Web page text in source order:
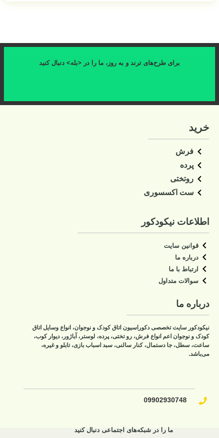
برای طرح‌های ترند و به روز، ما را در <بله> دنبال کنید
خرید
فرش
پرده
روتختی
ست اکسسوری
اطلاعات نیکودکور
قوانین سایت
درباره ما
ارتباط با ما
سوالات متداول
درباره ما
نیکودکور سایت تخصصی دکوراسیون اتاق کودک و نوجوان، انواع وسایل اتاق
کودک و نوجوان اعم انواع فرش، رو تختی، پرده، لوستر، آباژور، دیوار کوب،
ساعت، سطل، جا دستمال، کنار سالنی، سبد اسباب بازی، تابلو و غیره،
می‌باشد.
09902930748​
ما را در شبکه‌های اجتماعی دنبال کنید